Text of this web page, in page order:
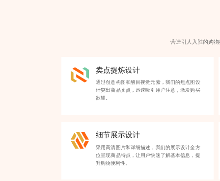
营造引人入胜的购
卖点提炼设计
通过创意构图和醒目视觉元素，我们的焦点图设
计突出商品卖点，迅速吸引用户注意，激发购买
欲望。
细节展示设计
采用高清图片和详细描述，我们的展示设计全方
位呈现商品特点，让用户快速了解基本信息，提
升购物便利性。